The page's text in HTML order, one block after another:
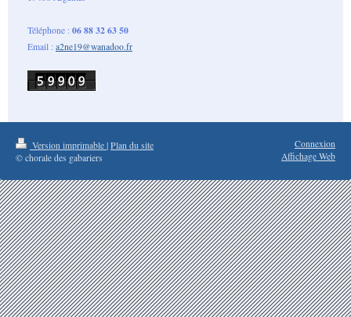
Téléphone : 06 88 32 63 50
Email : a2ne19@wanadoo.fr
Version imprimable | Plan du site
© chorale des gabariers
Connexion
Affichage Web